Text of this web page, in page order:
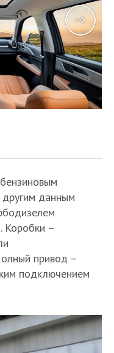
данным
Коробки –
привод –
подключением